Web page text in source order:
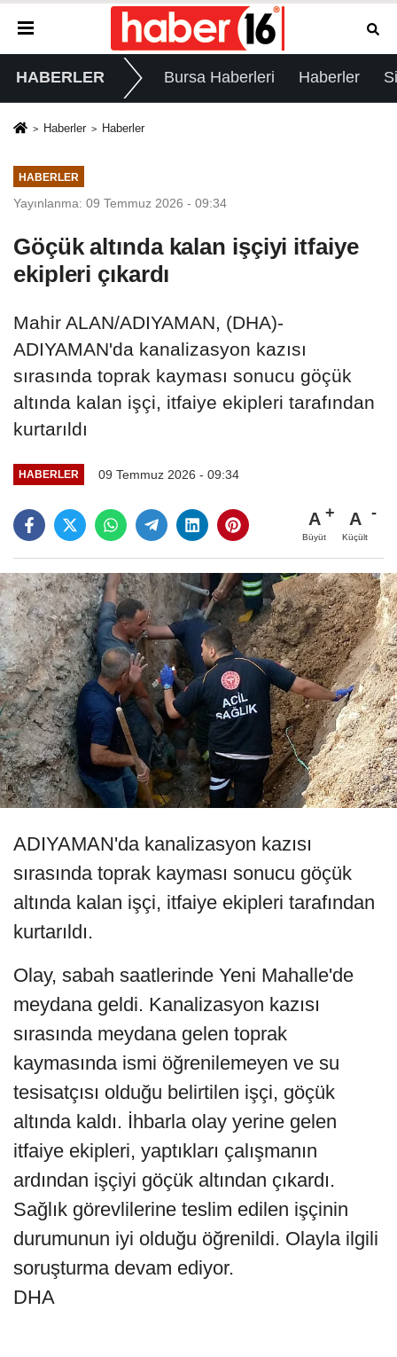
HABERLER Bursa Haberleri Haberler
Haberler Haberler
HABERLER
Yayınlanma: 09 Temmuz 2026 - 09:34
Göçük altında kalan işçiyi itfaiye
ekipleri çıkardı
Mahir ALAN/ADIYAMAN, (DHA)-
ADIYAMAN'da kanalizasyon kazısı
sırasında toprak kayması sonucu göçük
altında kalan işçi, itfaiye ekipleri tarafından
kurtarıldı
HABERLER 09 Temmuz 2026 - 09:34
A
Büyüt
A
Küçült
ADIYAMAN'da kanalizasyon kazısı
sırasında toprak kayması sonucu göçük
altında kalan işçi, itfaiye ekipleri tarafından
kurtarıldı.
Olay, sabah saatlerinde Yeni Mahalle'de
meydana geldi. Kanalizasyon kazısı
sırasında meydana gelen toprak
kaymasında ismi öğrenilemeyen ve su
tesisatçısı olduğu belirtilen işçi, göçük
altında kaldı. İhbarla olay yerine gelen
itfaiye ekipleri, yaptıkları çalışmanın
ardından işçiyi göçük altından çıkardı.
Sağlık görevlilerine teslim edilen işçinin
durumunun iyi olduğu öğrenildi. Olayla ilgili
soruşturma devam ediyor.
DHA